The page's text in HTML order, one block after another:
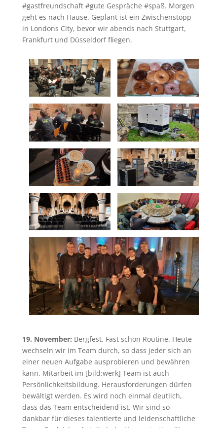
#gastfreundschaft #gute Gespräche #spaß. Morgen
geht es nach Hause. Geplant ist ein Zwischenstopp
in Londons City, bevor wir abends nach Stuttgart,
Frankfurt und Düsseldorf fliegen.
19. November: Bergfest. Fast schon Routine. Heute
wechseln wir im Team durch, so dass jeder sich an
einer neuen Aufgabe ausprobieren und bewähren
kann. Mitarbeit im [bild:werk] Team ist auch
Persönlichkeitsbildung. Herausforderungen dürfen
bewältigt werden. Es wird noch einmal deutlich,
dass das Team entscheidend ist. Wir sind so
dankbar für dieses talentierte und leidenschaftliche